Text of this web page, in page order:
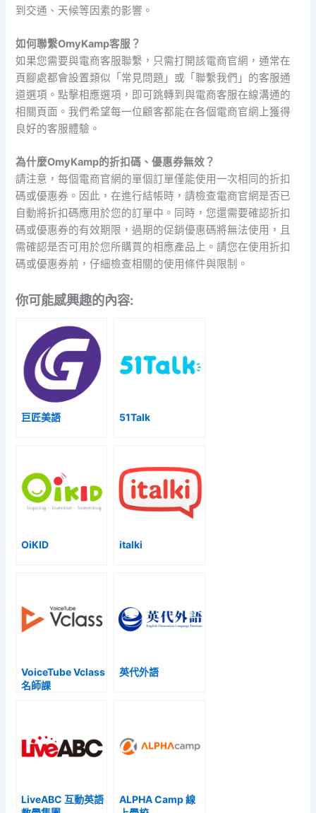
到交通、天候等因素的影響。
如何聯繫OmyKamp客服？
如果您需要與電商客服聯繫，只需打開該電商官網，通常在
頁腳處都會設置類似「常見問題」或「聯繫我們」的客服通
道選項。點擊相應選項，即可跳轉到與電商客服在線溝通的
相關頁面。我們希望每一位顧客都能在各個電商官網上獲得
良好的客服體驗。
為什麼OmyKamp的折扣碼、優惠券無效？
請注意，每個電商官網的單個訂單僅能使用一次相同的折扣
碼或優惠券。因此，在進行結帳時，請檢查電商官網是否已
自動將折扣碼應用於您的訂單中。同時，您還需要確認折扣
碼或優惠券的有效期限，過期的促銷優惠碼將無法使用，且
需確認是否可用於您所購買的相應產品上。請您在使用折扣
碼或優惠券前，仔細檢查相關的使用條件與限制。
你可能感興趣的內容:
巨匠美語 51Talk
OiKID italki
VoiceTube Vclass
名師課
英代外語
LiveABC 互動英語
ALPHA Camp 線